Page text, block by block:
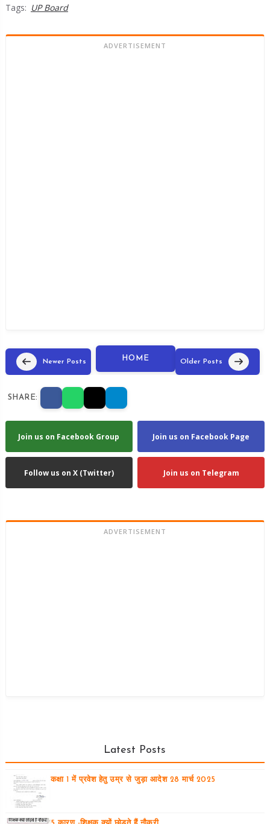
Tags: UP Board
ADVERTISEMENT
Newer Posts HOME Older Posts
SHARE:
Join us on Facebook Group Join us on Facebook Page
Follow us on X (Twitter) Join us on Telegram
ADVERTISEMENT
Latest Posts
कक्षा 1 में प्रवेश हेतु उम्र से जुड़ा आदेश 28 मार्च 2025